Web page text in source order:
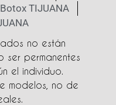
Botox TIJUANA
no están
ser permanentes
el individuo.
modelos, no de